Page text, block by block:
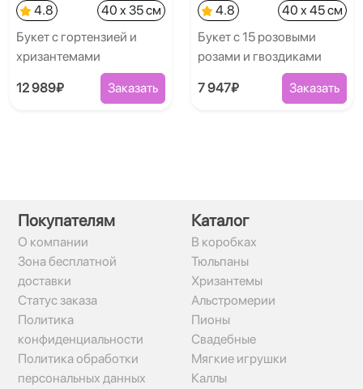
4.8
40 x 35 см
Букет с гортензией и
хризантемами
12 989₽ Заказать
4.8
40 x 45 см
Букет с 15 розовыми
розами и гвоздиками
7 947₽ Заказать
Покупателям
О компании
Зона бесплатной
доставки
Статус заказа
Политика
конфиденциальности
Политика обработки
персональных данных
Каталог
В коробках
Тюльпаны
Хризантемы
Альстромерии
Пионы
Свадебные
Мягкие игрушки
Каллы